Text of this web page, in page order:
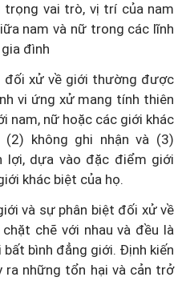
trọng vai trò, vị trí của nam
nam và nữ trong các lĩnh
đình
đối xử về giới thường được
vi ứng xử mang tính thiên
nam, nữ hoặc các giới khác
không ghi nhận và (3)
lợi, dựa vào đặc điểm giới
khác biệt của họ.
và sự phân biệt đối xử về
chẽ với nhau và đều là
bất bình đẳng giới. Định kiến
ra những tổn hại và cản trở